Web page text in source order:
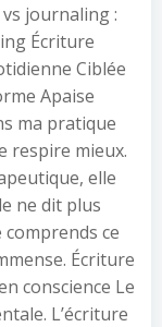
journaling :
Écriture
Ciblée
Apaise
ma pratique
respire mieux.
elle
ne dit plus
comprends ce
Écriture
conscience Le
L’écriture